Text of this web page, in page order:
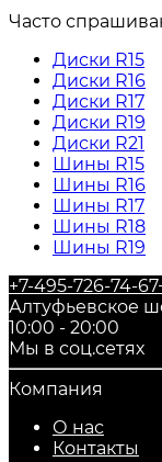
Часто
Диски R15
Диски R16
Диски R17
Диски R19
Диски R21
Шины R15
Шины R16
Шины R17
Шины R18
Шины R19
+7-495-726-74-67
Алтуфьевское
10:00 - 20:00
Мы в соц.сетях
Компания
О нас
Контакты